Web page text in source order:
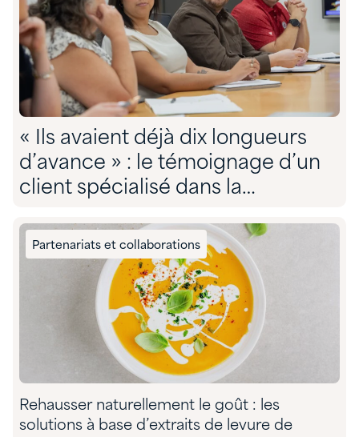
« Ils avaient déjà dix longueurs
d’avance » : le témoignage d’un
client spécialisé dans la
son partenariat avec Quadra »
Partenariats et collaborations
Rehausser naturellement le goût : les
solutions à base d’extraits de levure de